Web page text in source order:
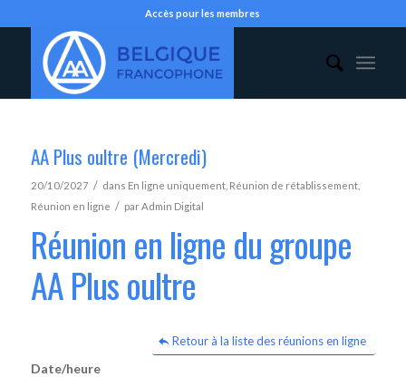
Accès pour les membres
AA Plus oultre (Mercredi)
20/10/2027 / dans En ligne uniquement, Réunion de rétablissement,
Réunion en ligne / parAdmin Digital
Réunion en ligne du groupe
AA Plus oultre
Retour à la liste des réunions en ligne
Date/heure